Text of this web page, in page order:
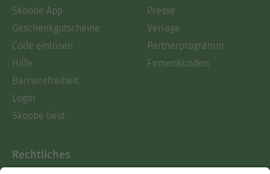
Skoobe App
Geschenkgutscheine
Code einlösen
Hilfe
Barrierefreiheit
Login
Skoobe liest
Presse
Verlage
Partnerprogramm
Firmenkunden
Rechtliches